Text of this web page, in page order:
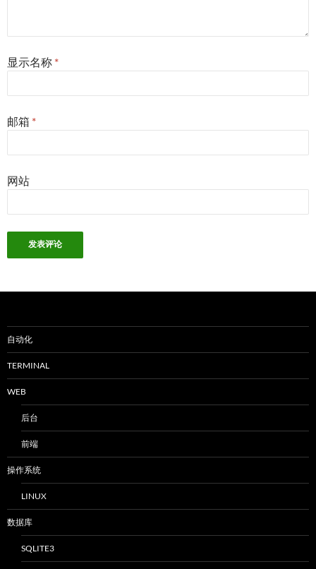
显示名称 *
邮箱 *
网站
自动化
TERMINAL
WEB
后台
前端
操作系统
LINUX
数据库
SQLITE3